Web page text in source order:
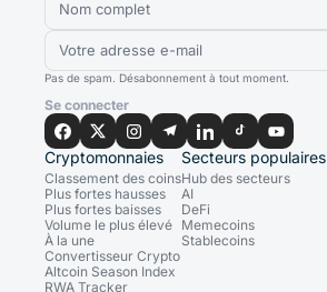
Pas de spam. Désabonnement à tout moment.
Se connecter
Cryptomonnaies
Classement des coins
Plus fortes hausses
Plus fortes baisses
Volume le plus élevé
À la une
Convertisseur Crypto
Altcoin Season Index
RWA Tracker
Secteurs populaires
Hub des secteurs
AI
DeFi
Memecoins
Stablecoins